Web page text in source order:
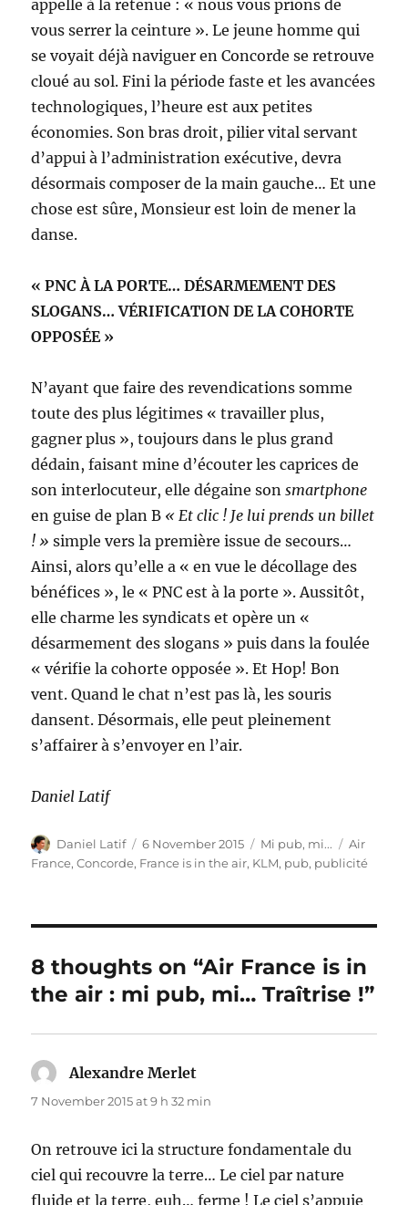
appelle à la retenue : « nous vous prions de
vous serrer la ceinture ». Le jeune homme qui
se voyait déjà naviguer en Concorde se retrouve
cloué au sol. Fini la période faste et les avancées
technologiques, l’heure est aux petites
économies. Son bras droit, pilier vital servant
d’appui à l’administration exécutive, devra
désormais composer de la main gauche… Et une
chose est sûre, Monsieur est loin de mener la
danse.
« PNC À LA PORTE… DÉSARMEMENT DES
SLOGANS… VÉRIFICATION DE LA COHORTE
OPPOSÉE »
N’ayant que faire des revendications somme
toute des plus légitimes « travailler plus,
gagner plus », toujours dans le plus grand
dédain, faisant mine d’écouter les caprices de
son interlocuteur, elle dégaine sonsmartphone
en guise de plan B « Et clic ! Je lui prends un billet
! » simple vers la première issue de secours…
Ainsi, alors qu’elle a « en vue le décollage des
bénéfices », le « PNC est à la porte ». Aussitôt,
elle charme les syndicats et opère un «
désarmement des slogans » puis dans la foulée
« vérifie la cohorte opposée ». Et Hop! Bon
vent. Quand le chat n’est pas là, les souris
dansent. Désormais, elle peut pleinement
s’affairer à s’envoyer en l’air.
Daniel Latif
Author
Daniel Latif
Posted
on
6 November 2015 Categories
Mi pub, mi... Tags
Air
France,Concorde, France is in the air, KLM, pub, publicité
8 thoughts on “Air France is in
the air : mi pub, mi… Traîtrise !”
Alexandre Merlet
7 November 2015 at 9 h 32 min
On retrouve ici la structure fondamentale du
ciel qui recouvre la terre… Le ciel par nature
fluide et la terre, euh… ferme ! Le ciel s’appuie